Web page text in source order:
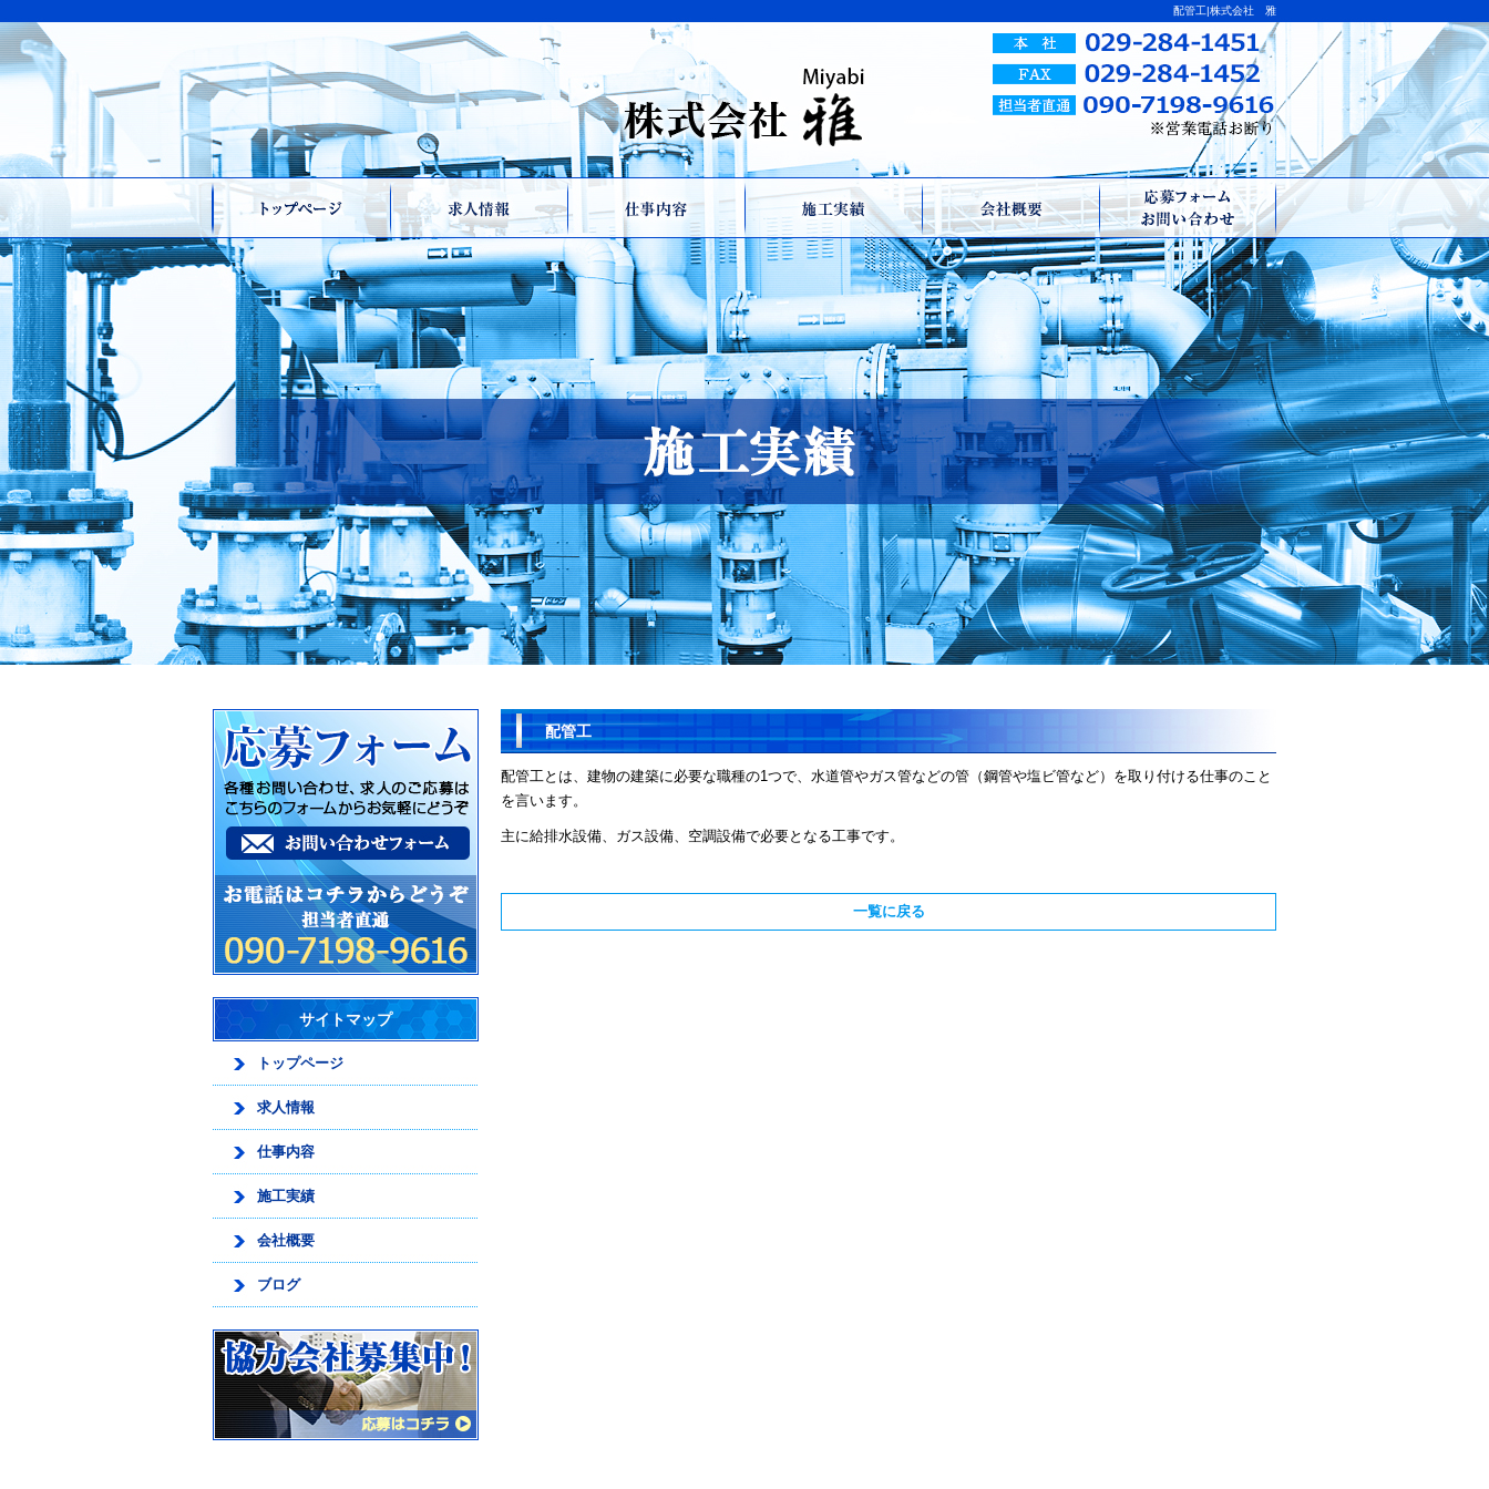
配管工|株式会社 雅
サイトマップ
トップページ
求人情報
仕事内容
施工実績
会社概要
ブログ
配管工
配管工とは、建物の建築に必要な職種の1つで、水道管やガス管などの管（鋼管や塩ビ管など）を取り付ける仕事のこと
を言います。
主に給排水設備、ガス設備、空調設備で必要となる工事です。
一覧に戻る